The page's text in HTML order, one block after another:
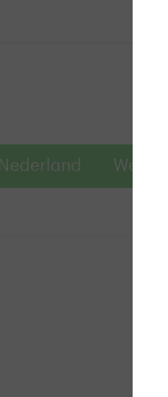
Nederland